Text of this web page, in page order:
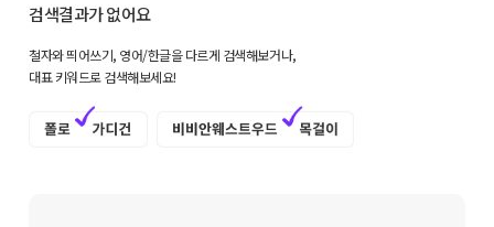
로
켓
검색결과가 없어요
철자와 띄어쓰기, 영어/한글을 다르게 검색해보거나,
대표 키워드로 검색해보세요!